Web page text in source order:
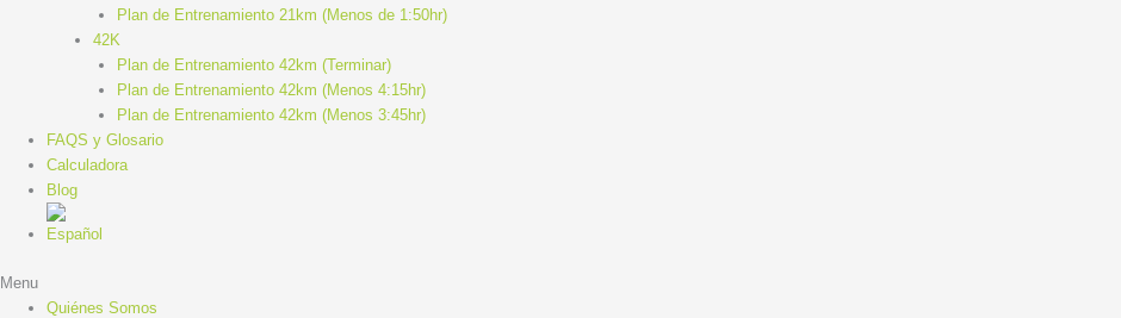
Plan de Entrenamiento 21km (Menos de 1:50hr)
42K
Plan de Entrenamiento 42km (Terminar)
Plan de Entrenamiento 42km (Menos 4:15hr)
Plan de Entrenamiento 42km (Menos 3:45hr)
FAQS y Glosario
Calculadora
Blog
Menu
Quiénes Somos